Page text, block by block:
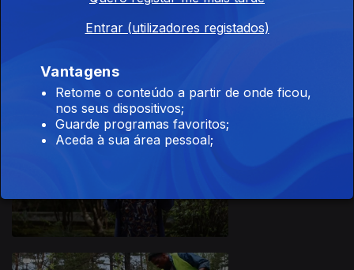
26 jan. 2026
Entrar (utilizadores registados)
Vantagens
Retome o conteúdo a partir de onde ficou,
nos seus dispositivos;
Guarde programas favoritos;
Aceda à sua área pessoal;